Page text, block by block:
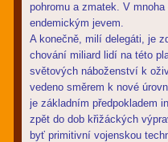
pohromu a zmatek. V
endemickým jevem.
A konečně, milí delegáti, je
chování miliard lidí na této
světových náboženství k
vedeno směrem k nové
je základním předpokladem
zpět do dob křižáckých
byť primitivní vojenskou